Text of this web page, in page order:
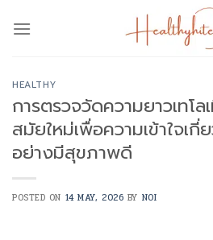
HEALTHY
การตรวจวัดความยาวเทโล
สมัยใหม่เพื่อความเข้าใจเ
อย่างมีสุขภาพดี
POSTED ON 14 MAY, 2026 BY NOI